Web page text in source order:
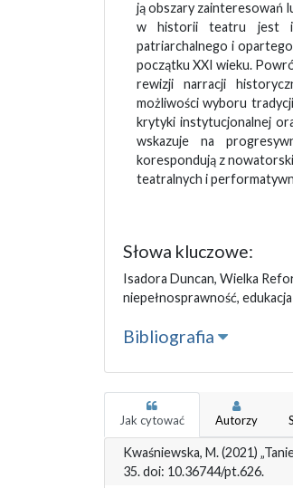
ją obszary zainteresowań
w historii teatru jest
patriarchalnego i
początku XXI wieku.
rewizji narracji
możliwości wyboru
krytyki instytucjonalnej
wskazuje na
korespondują z
teatralnych i
Słowa kluczowe:
Isadora Duncan, Wielka
niepełnosprawność,
Bibliografia
Jak cytować Autorzy
Kwaśniewska, M. (2021)
35. doi: 10.36744/pt.626.